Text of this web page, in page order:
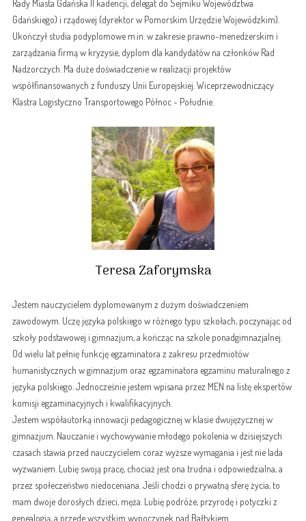
Rady Miasta Gdańska II kadencji, delegat do Sejmiku Województwa
Gdańskiego) i rządowej (dyrektor w Pomorskim Urzędzie Wojewódzkim).
Ukończył studia podyplomowe m.in. w zakresie prawno-menedżerskim i
zarządzania firmą w kryzysie, dyplom dla kandydatów na członków Rad
Nadzorczych. Ma duże doświadczenie w realizacji projektów
współfinansowanych z funduszy Unii Europejskiej. Wiceprzewodniczący
Klastra Logistyczno Transportowego Północ - Południe.
Teresa Zaforymska
Jestem nauczycielem dyplomowanym z dużym doświadczeniem
zawodowym. Uczę języka polskiego w różnego typu szkołach, poczynając od
szkoły podstawowej i gimnazjum, a kończąc na szkole ponadgimnazjalnej.
Od wielu lat pełnię funkcję egzaminatora z zakresu przedmiotów
humanistycznych w gimnazjum oraz egzaminatora egzaminu maturalnego z
języka polskiego. Jednocześnie jestem wpisana przez MEN na listę ekspertów
komisji egzaminacyjnych i kwalifikacyjnych.
Jestem współautorką innowacji pedagogicznej w klasie dwujęzycznej w
gimnazjum. Nauczanie i wychowywanie młodego pokolenia w dzisiejszych
czasach stawia przed nauczycielem coraz wyższe wymagania i jest nie lada
wyzwaniem. Lubię swoją pracę, chociaż jest ona trudna i odpowiedzialna, a
przez społeczeństwo niedoceniana. Jeśli chodzi o prywatną sferę życia, to
mam dwoje dorosłych dzieci, męża. Lubię podróże, przyrodę i potyczki z
genealogią, a przede wszystkim wypoczynek nad Bałtykiem.